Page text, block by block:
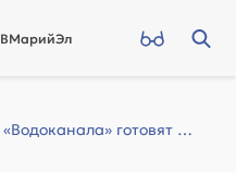
ВМарийЭл
В Йошкар-Оле сотрудники «Водоканала» готовят фонтаны к зиме